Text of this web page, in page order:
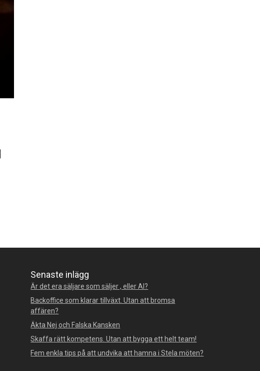
Senaste inlägg
Är det era säljare som säljer , eller AI?
Backoffice som klarar tillväxt. Utan att bromsa
affären?
Äkta Nej och Falska Kansken
Skaffa rätt kompetens. Utan att bygga ett helt team!
Fem enkla tips på att undvika att hamna i Stela möten?